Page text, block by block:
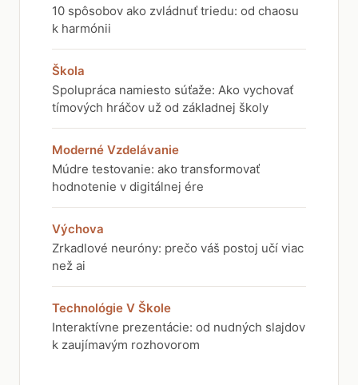
10 spôsobov ako zvládnuť triedu: od chaosu
k harmónii
Škola
Spolupráca namiesto súťaže: Ako vychovať
tímových hráčov už od základnej školy
Moderné Vzdelávanie
Múdre testovanie: ako transformovať
hodnotenie v digitálnej ére
Výchova
Zrkadlové neuróny: prečo váš postoj učí viac
než ai
Technológie V Škole
Interaktívne prezentácie: od nudných slajdov
k zaujímavým rozhovorom